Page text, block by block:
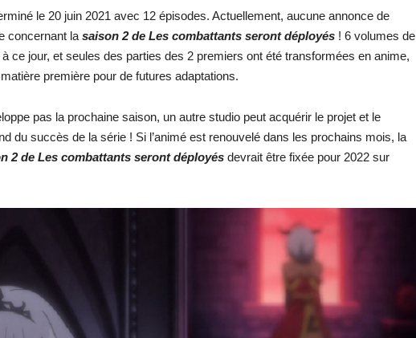
le 20 juin 2021 avec 12 épisodes. Actuellement, aucune annonce de
concernant la saison 2 de Les combattants seront déployés ! 6 volumes de
ce jour, et seules des parties des 2 premiers ont été transformées en anime,
première pour de futures adaptations.
pas la prochaine saison, un autre studio peut acquérir le projet et le
du succès de la série ! Si l’animé est renouvelé dans les prochains mois, la
2 de Les combattants seront déployés devrait être fixée pour 2022 sur